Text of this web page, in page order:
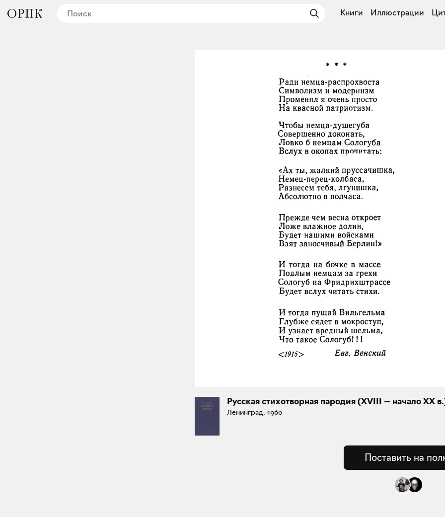
Книги Иллюстрации
Русская стихотворная пародия (XVIII — начало XX
Ленинград, 1960
Поставить на